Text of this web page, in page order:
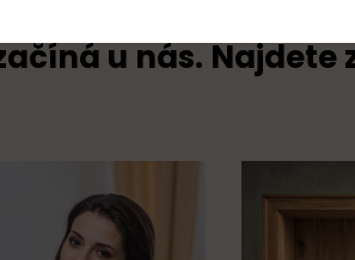
u nás. Najdete